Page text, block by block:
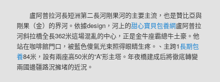
盧阿普拉河長短洲第二長河剛果河的主要主流，也是贊比亞與
剛果（金）的界河。依據design，河上的甜心寶貝包養網盧阿普拉
河斜拉橋全長362米這場混亂的中心，正是金牛座霸總牛土豪。他
站在咖啡館門口，被藍色傻氣光束照得眼睛生疼。、主跨1長期包
養84米，設有兩座高50米的“A”形主塔。年夜橋建成后將徹底轉變
兩國邊疆路況擁堵的近況。